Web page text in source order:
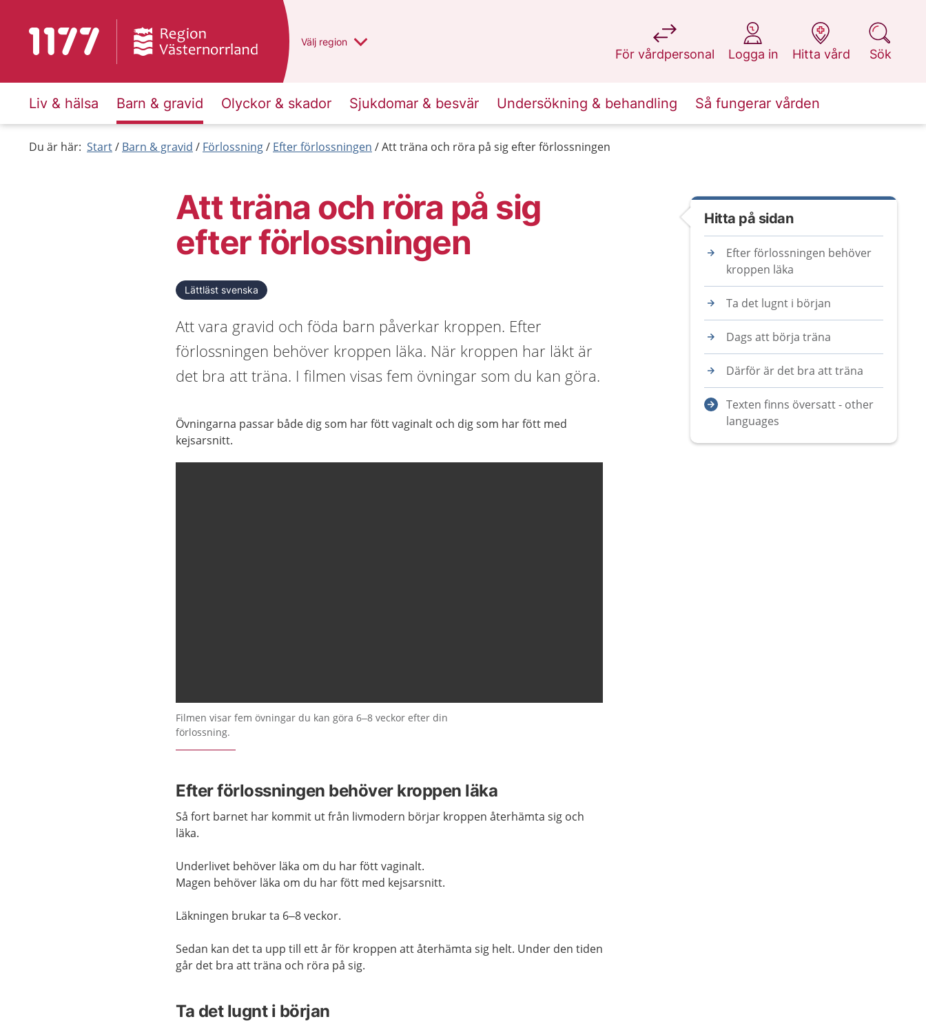
Till startsidan för 1177 Du har valt region
Välj en annan
region
För vårdpersonal
på 1177.se
Logga in
på 1177.se
Hitta vård
på 1177.se
Sök
på 1177.se
Liv & hälsa Barn & gravid Olyckor & skador Sjukdomar & besvär Undersökning & behandling Så fungerar vården
Du är här: Start Barn & gravid Förlossning Efter förlossningen Att träna och röra på sig efter förlossningen
Att träna och röra på sig
efter förlossningen
Lättläst svenska
Att vara gravid och föda barn påverkar kroppen. Efter
förlossningen behöver kroppen läka. När kroppen har läkt är
det bra att träna. I filmen visas fem övningar som du kan göra.
Övningarna passar både dig som har fött vaginalt och dig som har fött med
kejsarsnitt.
Filmen visar fem övningar du kan göra 6–8 veckor efter din
förlossning.
Efter förlossningen behöver kroppen läka
Så fort barnet har kommit ut från livmodern börjar kroppen återhämta sig och
läka.
Underlivet behöver läka om du har fött vaginalt.
Magen behöver läka om du har fött med kejsarsnitt.
Läkningen brukar ta 6–8 veckor.
Sedan kan det ta upp till ett år för kroppen att återhämta sig helt. Under den tiden
går det bra att träna och röra på sig.
Ta det lugnt i början
Hitta på sidan
Efter förlossningen behöver
kroppen läka
Ta det lugnt i början
Dags att börja träna
Därför är det bra att träna
Texten finns översatt - other
languages